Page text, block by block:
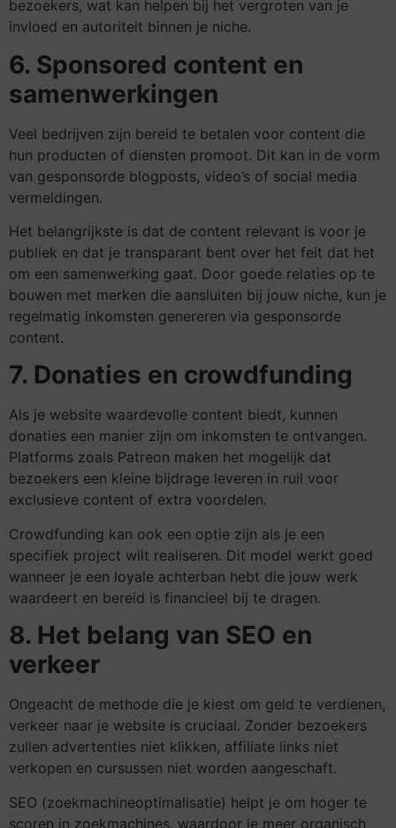
bezoekers, wat kan helpen bij het vergroten van je
invloed en autoriteit binnen je niche.
6. Sponsored content en
samenwerkingen
Veel bedrijven zijn bereid te betalen voor content die
hun producten of diensten promoot. Dit kan in de vorm
van gesponsorde blogposts, video’s of social media
vermeldingen.
Het belangrijkste is dat de content relevant is voor je
publiek en dat je transparant bent over het feit dat het
om een samenwerking gaat. Door goede relaties op te
bouwen met merken die aansluiten bij jouw niche, kun je
regelmatig inkomsten genereren via gesponsorde
content.
7. Donaties en crowdfunding
Als je website waardevolle content biedt, kunnen
donaties een manier zijn om inkomsten te ontvangen.
Platforms zoals Patreon maken het mogelijk dat
bezoekers een kleine bijdrage leveren in ruil voor
exclusieve content of extra voordelen.
Crowdfunding kan ook een optie zijn als je een
specifiek project wilt realiseren. Dit model werkt goed
wanneer je een loyale achterban hebt die jouw werk
waardeert en bereid is financieel bij te dragen.
8. Het belang van SEO en
verkeer
Ongeacht de methode die je kiest om geld te verdienen,
verkeer naar je website is cruciaal. Zonder bezoekers
zullen advertenties niet klikken, affiliate links niet
verkopen en cursussen niet worden aangeschaft.
SEO (zoekmachineoptimalisatie) helpt je om hoger te
scoren in zoekmachines, waardoor je meer organisch